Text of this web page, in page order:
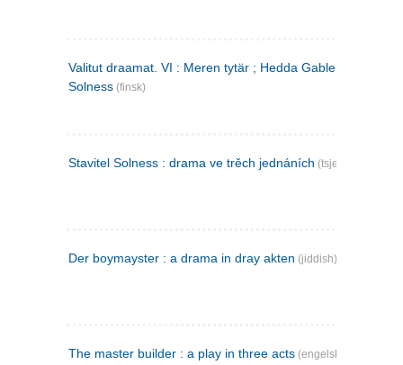
Valitut draamat. VI : Meren tytär ; Hedda Gabler ;
Solness (finsk)
Stavitel Solness : drama ve trěch jednáních (tsjekkisk)
Der boymayster : a drama in dray akten (jiddish)
The master builder : a play in three acts (engelsk)